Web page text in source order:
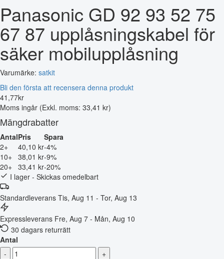
Panasonic GD 92 93 52 75
67 87 upplåsningskabel för
säker mobilupplåsning
Varumärke: satkit
Bli den första att recensera denna produkt
41 ,77kr
Moms ingår (Exkl. moms: 33,41 kr)
Mängdrabatter
AntalPris
Spara
2+
40,10 kr-4%
10+ 38,01 kr-9%
20+ 33,41 kr-20%
I lager - Skickas omedelbart
Standardleverans Tis, Aug 11 - Tor, Aug 13
Expressleverans Fre, Aug 7 - Mån, Aug 10
30 dagars returrätt
Antal
-
+